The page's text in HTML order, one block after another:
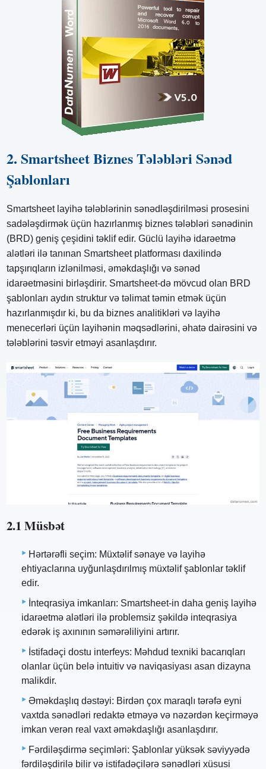
2. Smartsheet Biznes Tələbləri Sənəd
Şablonları
Smartsheet layihə tələblərinin sənədləşdirilməsi prosesini
sadələşdirmək üçün hazırlanmış biznes tələbləri sənədinin
(BRD) geniş çeşidini təklif edir. Güclü layihə idarəetmə
alətləri ilə tanınan Smartsheet platforması daxilində
tapşırıqların izlənilməsi, əməkdaşlığı və sənəd
idarəetməsini birləşdirir. Smartsheet-də mövcud olan BRD
şablonları aydın struktur və təlimat təmin etmək üçün
hazırlanmışdır ki, bu da biznes analitikləri və layihə
menecerləri üçün layihənin məqsədlərini, əhatə dairəsini və
tələblərini təsvir etməyi asanlaşdırır.
2.1 Müsbət
Hərtərəfli seçim: Müxtəlif sənaye və layihə
ehtiyaclarına uyğunlaşdırılmış müxtəlif şablonlar təklif
edir.
İnteqrasiya imkanları: Smartsheet-in daha geniş layihə
idarəetmə alətləri ilə problemsiz şəkildə inteqrasiya
edərək iş axınının səmərəliliyini artırır.
İstifadəçi dostu interfeys: Məhdud texniki bacarıqları
olanlar üçün belə intuitiv və naviqasiyası asan dizayna
malikdir.
Əməkdaşlıq dəstəyi: Birdən çox maraqlı tərəfə eyni
vaxtda sənədləri redaktə etməyə və nəzərdən keçirməyə
imkan verən real vaxt əməkdaşlığı asanlaşdırır.
Fərdiləşdirmə seçimləri: Şablonlar yüksək səviyyədə
fərdiləşdirilə bilir və istifadəçilərə sənədləri xüsusi